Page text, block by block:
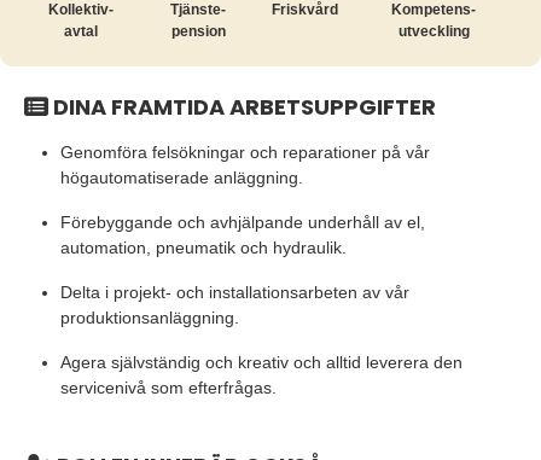
Kollektiv­
avtal
Tjänste­
pension
Friskvård
Kompetens­
utveckling
DINA FRAMTIDA ARBETSUPPGIFTER
Genomföra felsökningar och reparationer på vår
högautomatiserade anläggning.
Förebyggande och avhjälpande underhåll av el,
automation, pneumatik och hydraulik.
Delta i projekt- och installationsarbeten av vår
produktionsanläggning.
Agera självständig och kreativ och alltid leverera den
servicenivå som efterfrågas.